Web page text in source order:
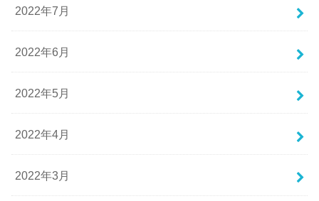
2022年7月
2022年6月
2022年5月
2022年4月
2022年3月